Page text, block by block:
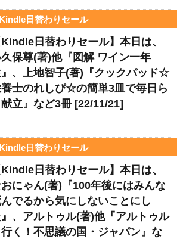
Kindle日替わりセール
Kindle日替わりセール】本日は、
保尊(著)他『図解 ワイン一年
、上地智子(著)『クックパッド☆
士のれしぴ☆の簡単3皿で毎日ら
献立』など3冊 [22/11/21]
Kindle日替わりセール
Kindle日替わりセール】本日は、
にゃん(著)『100年後にはみんな
でるから気にしないことにし
、アルトゥル(著)他『アルトゥル
行く！不思議の国・ジャパン』な